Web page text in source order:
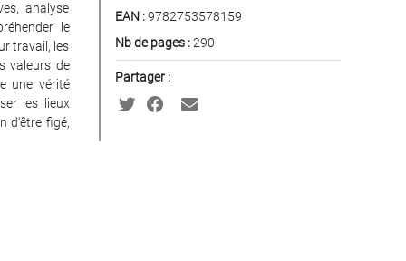
analyse
le
travail, les
valeurs de
une vérité
les lieux
d'être figé,
EAN :9782753578159
Nb de pages :290
Partager :